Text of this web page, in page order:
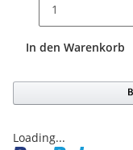
In den Warenkorb
Loading...